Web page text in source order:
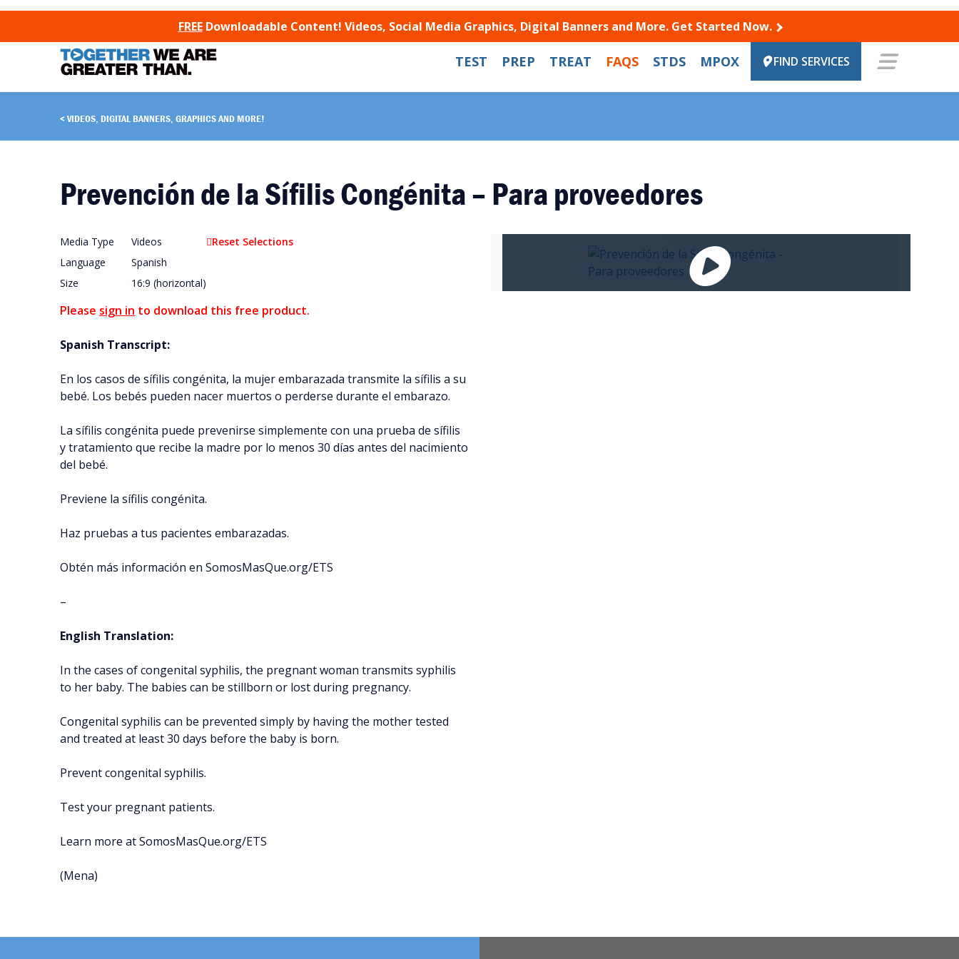
TO CONTENT
FREEDownloadable Content! Videos, Social Media Graphics, Digital Banners and More. Get Started Now.
TEST PREP TREAT FAQS STDS MPOX FIND SERVICES
VIDEOS, DIGITAL BANNERS, GRAPHICS AND MORE!
Prevención de la Sífilis Congénita – Para proveedores
Media Type
Videos
Language
Spanish
Size
16:9 (horizontal)
Reset Selections
Please sign in to download this free product.
Spanish Transcript:
En los casos de sífilis congénita, la mujer embarazada transmite la sífilis a su
bebé. Los bebés pueden nacer muertos o perderse durante el embarazo.
La sífilis congénita puede prevenirse simplemente con una prueba de sífilis
y tratamiento que recibe la madre por lo menos 30 días antes del nacimiento
del bebé.
Previene la sífilis congénita.
Haz pruebas a tus pacientes embarazadas.
Obtén más información en SomosMasQue.org/ETS
–
English Translation:
In the cases of congenital syphilis, the pregnant woman transmits syphilis
to her baby. The babies can be stillborn or lost during pregnancy.
Congenital syphilis can be prevented simply by having the mother tested
and treated at least 30 days before the baby is born.
Prevent congenital syphilis.
Test your pregnant patients.
Learn more at SomosMasQue.org/ETS
(Mena)